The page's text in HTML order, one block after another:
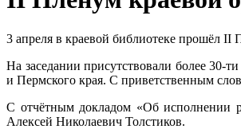
3 апреля в краевой библиотеке прошёл
На заседании присутствовали более 30-
и Пермского края. С приветственным
С отчётным докладом «Об исполнении
Алексей Николаевич Толстиков.